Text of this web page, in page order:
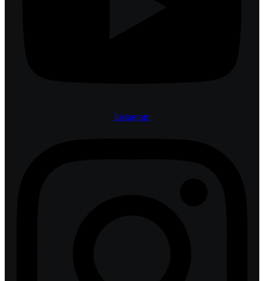
Instagram